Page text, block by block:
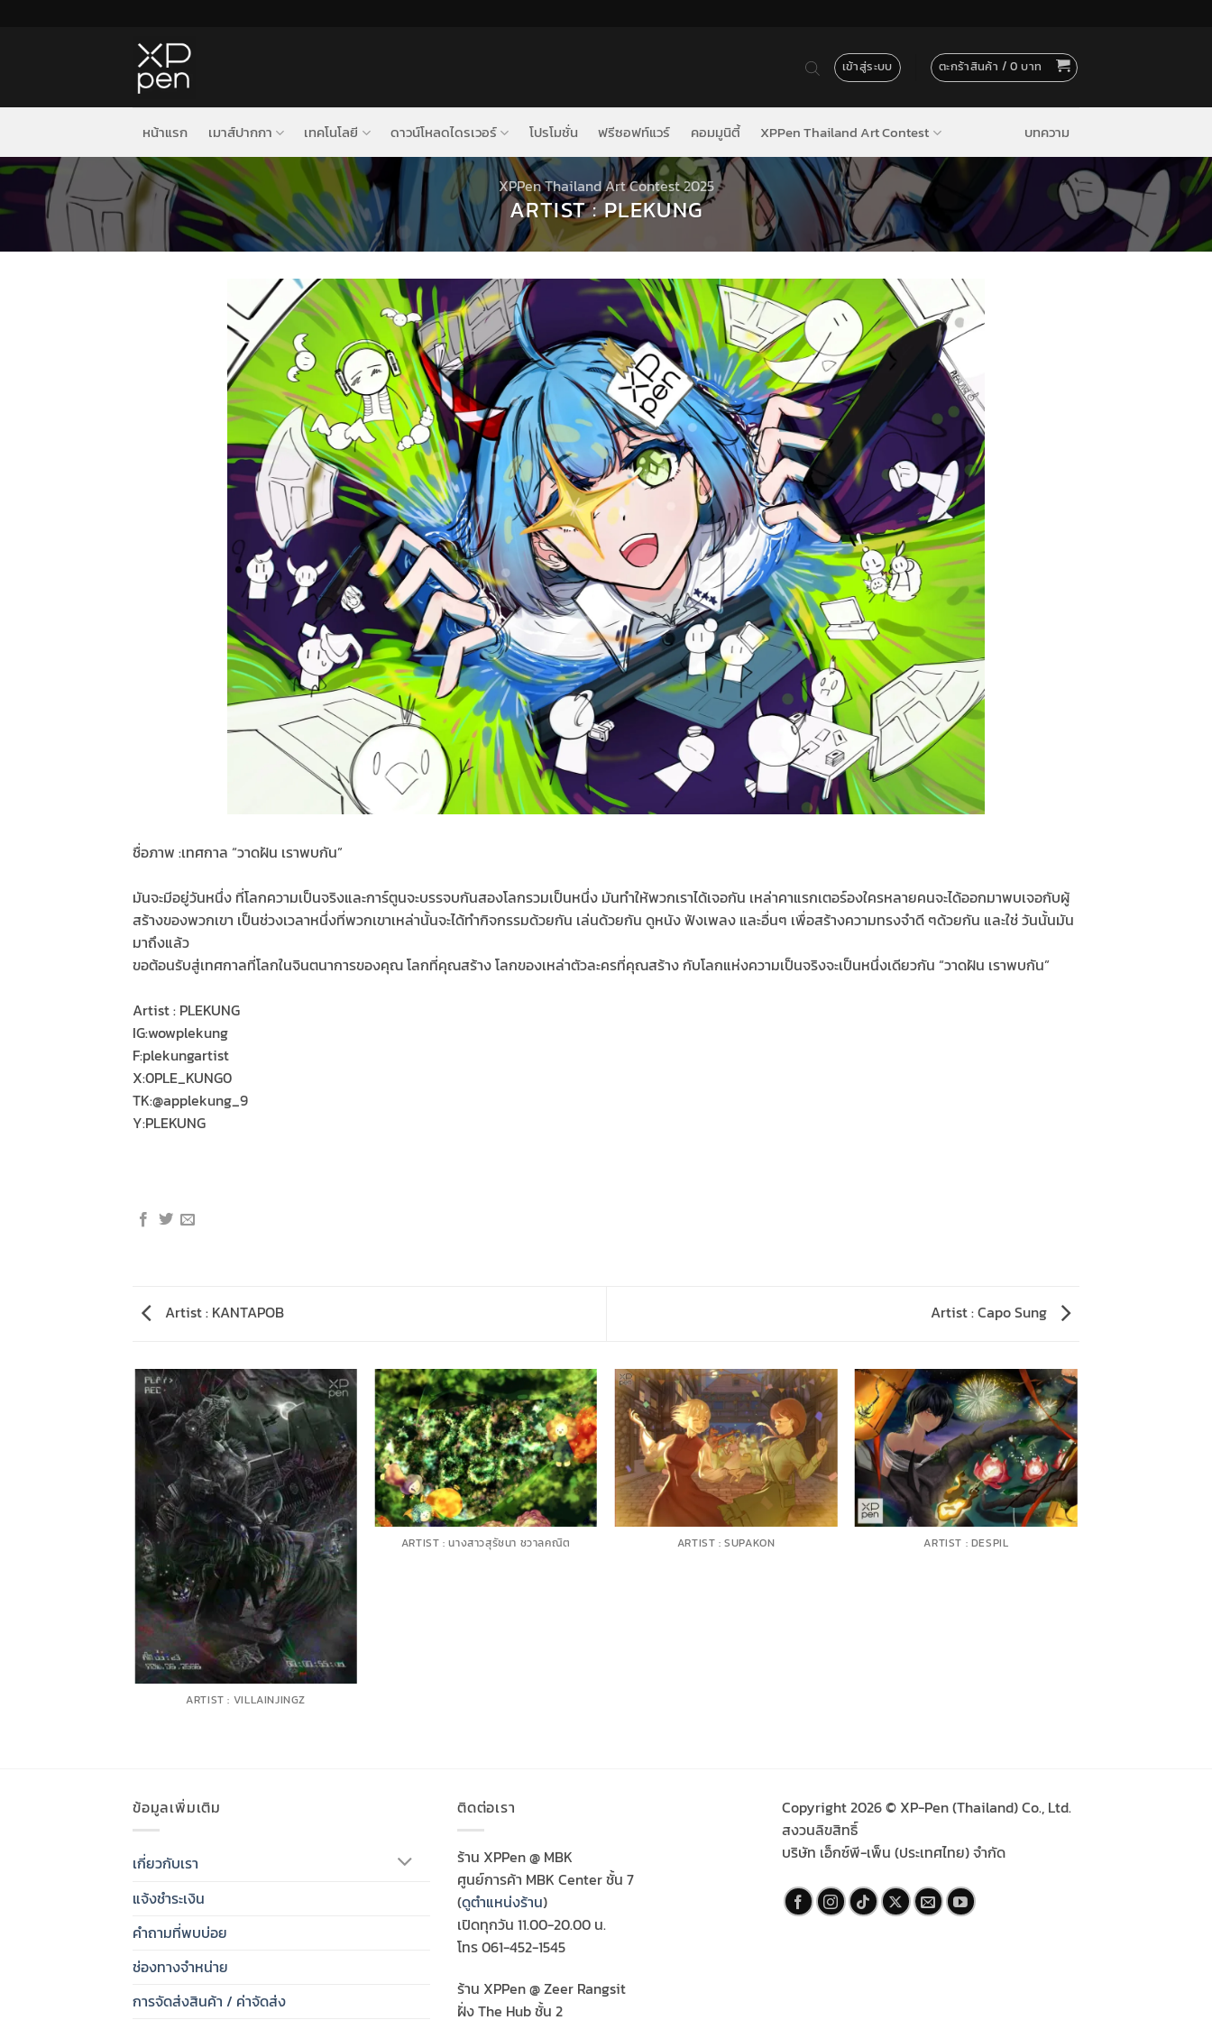
เข้าสู่ระบบ ตะกร้าสินค้า /0
หน้าแรก เมาส์ปากกา เทคโนโลยี ดาวน์โหลดไดรเวอร์ โปรโมชั่น ฟรีซอฟท์แวร์ คอมมูนิตี้ XPPen Thailand Art Contest บทความ
XPPen Thailand Art Contest 2025
ARTIST : PLEKUNG
ชื่อภาพ :เทศกาล “วาดฝัน เราพบกัน”
มันจะมีอยู่วันหนึ่ง ที่โลกความเป็นจริงและการ์ตูนจะบรรจบกันสองโลกรวมเป็นหนึ่ง มันทำให้พวกเราได้เจอกัน เหล่าคาแรกเตอร์องใครหลายคนจะได้ออกมาพบเจอกับผู้
สร้างของพวกเขา เป็นช่วงเวลาหนึ่งที่พวกเขาเหล่านั้นจะได้ทำกิจกรรมด้วยกัน เล่นด้วยกัน ดูหนัง ฟังเพลง และอื่นๆ เพื่อสร้างความทรงจำดี ๆด้วยกัน และใช่ วันนั้นมัน
มาถึงแล้ว
ขอต้อนรับสู่เทศกาลที่โลกในจินตนาการของคุณ โลกที่คุณสร้าง โลกของเหล่าตัวละครที่คุณสร้าง กับโลกแห่งความเป็นจริงจะเป็นหนึ่งเดียวกัน “วาดฝัน เราพบกัน”
Artist : PLEKUNG
IG:wow​plekung
F:plekungartist
X:0PLE_KUNG0
TK:@applekung_9
Y:PLEKUNG
Artist : KANTAPOB Artist : Capo Sung
ARTIST : VILLAINJINGZ
ARTIST : นางสาวสุรัชนา ชวาลคณิต ARTIST : SUPAKON ARTIST : DESPIL
ข้อมูลเพิ่มเติม
เกี่ยวกับเรา
แจ้งชำระเงิน
คำถามที่พบบ่อย
ช่องทางจำหน่าย
การจัดส่งสินค้า / ค่าจัดส่ง
ติดต่อเรา
ร้าน XPPen @ MBK
ศูนย์การค้า MBK Center ชั้น 7
(ดูตำแหน่งร้าน)
เปิดทุกวัน 11.00-20.00 น.
โทร 061-452-1545
ร้าน XPPen @ Zeer Rangsit
ฝั่ง The Hub ชั้น 2
Copyright 2026 © XP-Pen (Thailand) Co., Ltd.
สงวนลิขสิทธิ์
บริษัท เอ็กซ์พี-เพ็น (ประเทศไทย) จำกัด